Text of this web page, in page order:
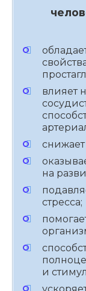
влияет
на
стресса;
и